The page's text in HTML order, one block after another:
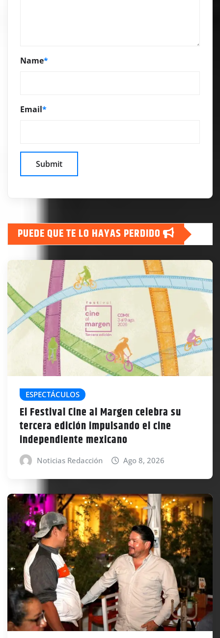
Name*
Email*
PUEDE QUE TE LO HAYAS PERDIDO
ESPECTÁCULOS
El Festival Cine al Margen celebra su
tercera edición impulsando el cine
independiente mexicano
Noticias Redacción Ago 8, 2026